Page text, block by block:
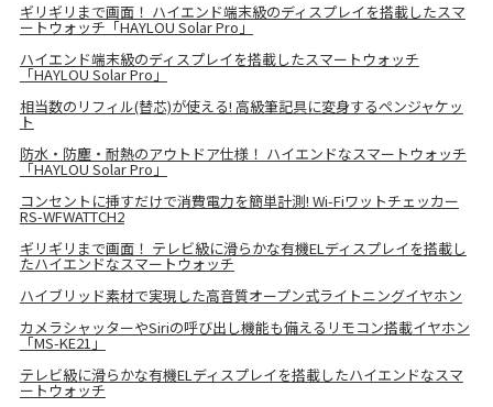
ギリギリまで画面！ ハイエンド端末級のディスプレイを搭載したスマ
ートウォッチ「HAYLOU Solar Pro」
ハイエンド端末級のディスプレイを搭載したスマートウォッチ
「HAYLOU Solar Pro」
相当数のリフィル(替芯)が使える! 高級筆記具に変身するペンジャケッ
ト
防水・防塵・耐熱のアウトドア仕様！ ハイエンドなスマートウォッチ
「HAYLOU Solar Pro」
コンセントに挿すだけで消費電力を簡単計測! Wi-Fiワットチェッカー
RS-WFWATTCH2
ギリギリまで画面！ テレビ級に滑らかな有機ELディスプレイを搭載し
たハイエンドなスマートウォッチ
ハイブリッド素材で実現した高音質オープン式ライトニングイヤホン
カメラシャッターやSiriの呼び出し機能も備えるリモコン搭載イヤホン
「MS-KE21」
テレビ級に滑らかな有機ELディスプレイを搭載したハイエンドなスマ
ートウォッチ